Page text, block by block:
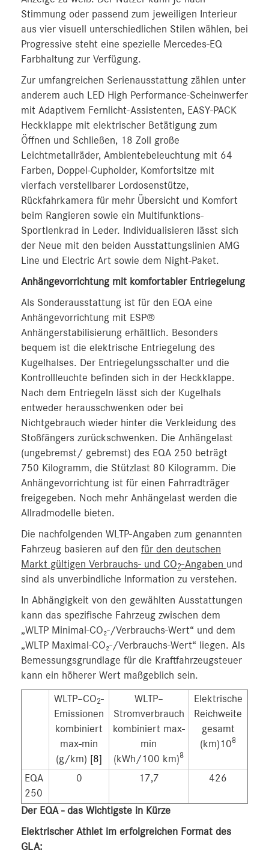
Stimmung oder passend zum jeweiligen Interieur
aus vier visuell unterschiedlichen Stilen wählen, bei
Progressive steht eine spezielle Mercedes-EQ
Farbhaltung zur Verfügung.
Zur umfangreichen Serienausstattung zählen unter
anderem auch LED High Performance-Scheinwerfer
mit Adaptivem Fernlicht-Assistenten, EASY-PACK
Heckklappe mit elektrischer Betätigung zum
Öffnen und Schließen, 18 Zoll große
Leichtmetallräder, Ambientebeleuchtung mit 64
Farben, Doppel-Cupholder, Komfortsitze mit
vierfach verstellbarer Lordosenstütze,
Rückfahrkamera für mehr Übersicht und Komfort
beim Rangieren sowie ein Multifunktions-
Sportlenkrad in Leder. Individualisieren lässt sich
der Neue mit den beiden Ausstattungslinien AMG
Line und Electric Art sowie dem Night-Paket.
Anhängevorrichtung mit komfortabler Entriegelung
Als Sonderausstattung ist für den EQA eine
Anhängevorrichtung mit ESP®
Anhängerstabilisierung erhältlich. Besonders
bequem ist die elektrische Entriegelung des
Kugelhalses. Der Entriegelungsschalter und die
Kontrollleuchte befinden sich in der Heckklappe.
Nach dem Entriegeln lässt sich der Kugelhals
entweder herausschwenken oder bei
Nichtgebrauch wieder hinter die Verkleidung des
Stoßfängers zurückschwenken. Die Anhängelast
(ungebremst/ gebremst) des EQA 250 beträgt
750 Kilogramm, die Stützlast 80 Kilogramm. Die
Anhängevorrichtung ist für einen Fahrradträger
freigegeben. Noch mehr Anhängelast werden die
Allradmodelle bieten.
Die nachfolgenden WLTP-Angaben zum genannten
Fahrzeug basieren auf den für den deutschen
Markt gültigen Verbrauchs- und CO2-Angaben und
sind als unverbindliche Information zu verstehen.
In Abhängigkeit von den gewählten Ausstattungen
kann das spezifische Fahrzeug zwischen dem
„WLTP Minimal-CO₂-/Verbrauchs-Wert“ und dem
„WLTP Maximal-CO₂-/Verbrauchs-Wert“ liegen. Als
Bemessungsgrundlage für die Kraftfahrzeugsteuer
kann ein höherer Wert maßgeblich sein.
WLTP–CO2-
Emissionen
kombiniert
max-min
(g/km) [8]
WLTP–
Stromverbrauch
kombiniert max-
min
(kWh/100 km)8
Elektrische
Reichweite
gesamt
(km)108
EQA
250
0 17,7 426
Der EQA- das Wichtigste in Kürze
Elektrischer Athlet im erfolgreichen Format des
GLA: